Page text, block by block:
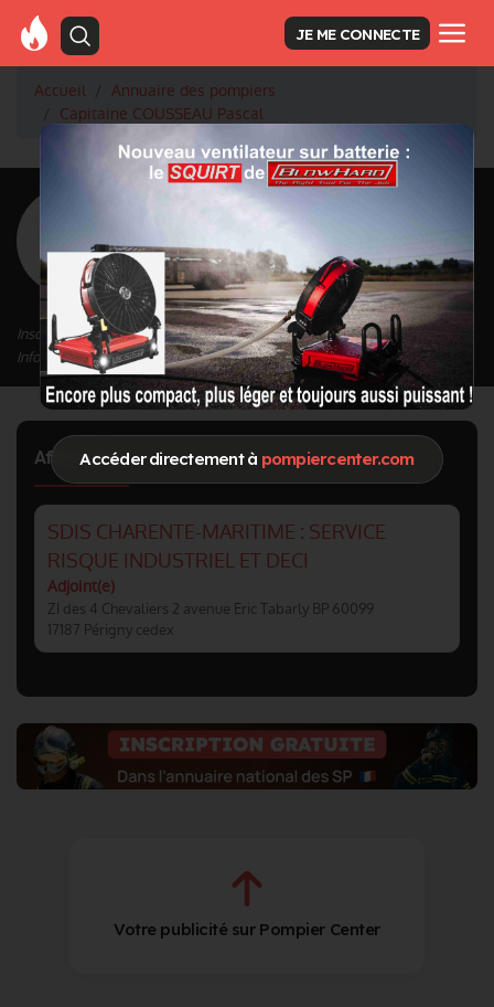
Accéder directement à pompiercenter.com
JE ME CONNECTE
Accueil
Annuaire des pompiers
Capitaine COUSSEAU Pascal
Retour à la liste des pompiers
COUSSEAU
Pascal
Grade : Capitaine
Inscrit depuis le 12/09/2020 à 11:24
Informations mises à jour le 25/10/2021 à 11:21
Affectation
SDIS CHARENTE-MARITIME : SERVICE
RISQUE INDUSTRIEL ET DECI
Adjoint(e)
ZI des 4 Chevaliers 2 avenue Eric Tabarly BP 60099
17187 Périgny cedex
Votre publicité sur Pompier Center